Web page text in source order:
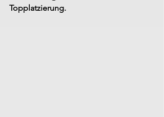
Topplatzierung.